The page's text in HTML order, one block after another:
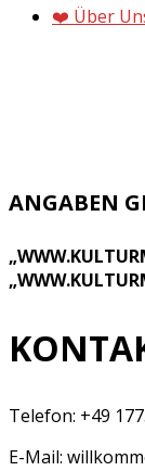
❤️ Über
ANGABEN
Telefon: +49
E-Mail: